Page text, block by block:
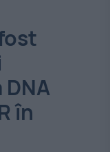
DNA
în